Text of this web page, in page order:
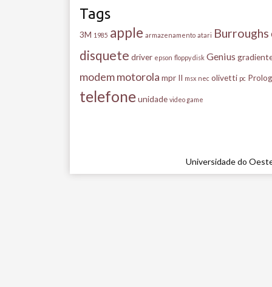
Tags
3M 1985 apple armazenamento atari Burroughs
disquete driver epson floppy disk Genius
modemmotorola mpr II msx nec olivetti pc
telefoneunidade video game
Universidade do